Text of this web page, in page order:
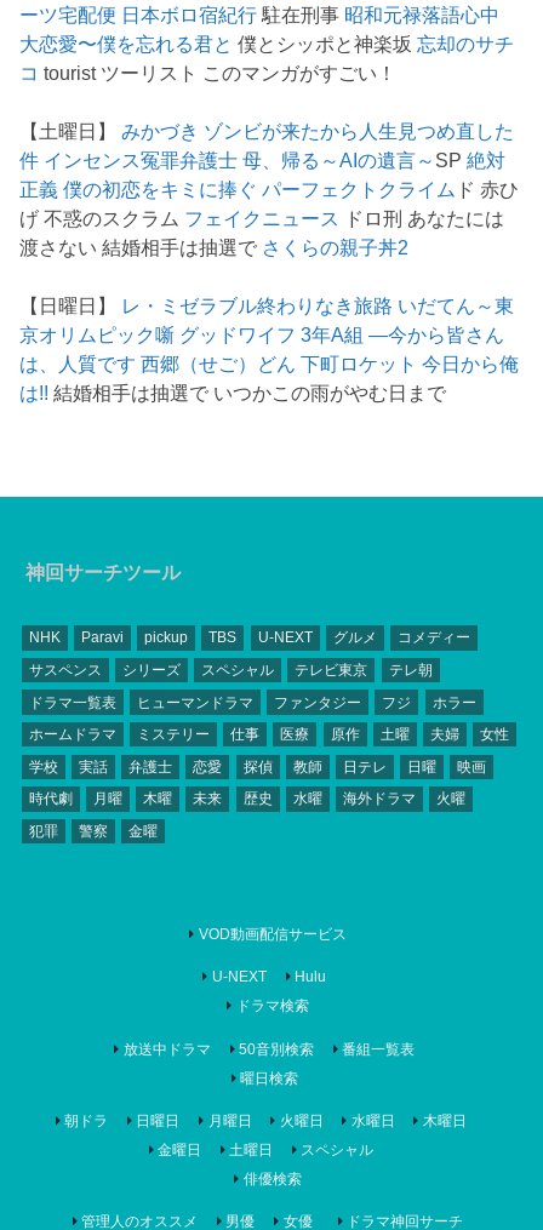
ーツ宅配便 日本ボロ宿紀行 駐在刑事 昭和元禄落語心中
大恋愛〜僕を忘れる君と 僕とシッポと神楽坂忘却のサチ
コ tourist ツーリスト このマンガがすごい！
【土曜日】みかづき ゾンビが来たから人生見つめ直した
件 インセンス冤罪弁護士 母、帰る～AIの遺言～ SP絶対
正義 僕の初恋をキミに捧ぐ パーフェクトクライム ド 赤ひ
げ 不惑のスクラム フェイクニュース
ドロ刑 あなたには
渡さない 結婚相手は抽選で さくらの親子丼2
【日曜日】 レ・ミゼラブル終わりなき旅路 いだてん～東
京オリムピック噺 グッドワイフ 3年A組 ―今から皆さん
は、人質です 西郷（せご）どん 下町ロケット 今日から俺
は!! 結婚相手は抽選で いつかこの雨がやむ日まで
神回サーチツール
NHK Paravi pickup TBS U-NEXT グルメ
コメディー
サスペンス
シリーズ スペシャル テレビ東京
テレ朝
ドラマ一覧表
ヒューマンドラマ ファンタジー フジ
ホラー
ホームドラマ
ミステリー 仕事 医療 原作 土曜 夫婦
女性
学校
実話 弁護士 恋愛 探偵 教師 日テレ 日曜
映画
時代劇
月曜 木曜 未来 歴史 水曜 海外ドラマ
火曜
犯罪
警察 金曜
VOD動画配信サービス
U-NEXT
Hulu
ドラマ検索
放送中ドラマ 50音別検索
番組一覧表
曜日検索
朝ドラ 日曜日 月曜日 火曜日 水曜日
木曜日
金曜日
土曜日 スペシャル
管理人のオススメ
俳優検索
男優 女優 ドラマ神回サーチ